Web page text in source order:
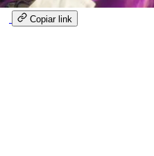
Copiar link